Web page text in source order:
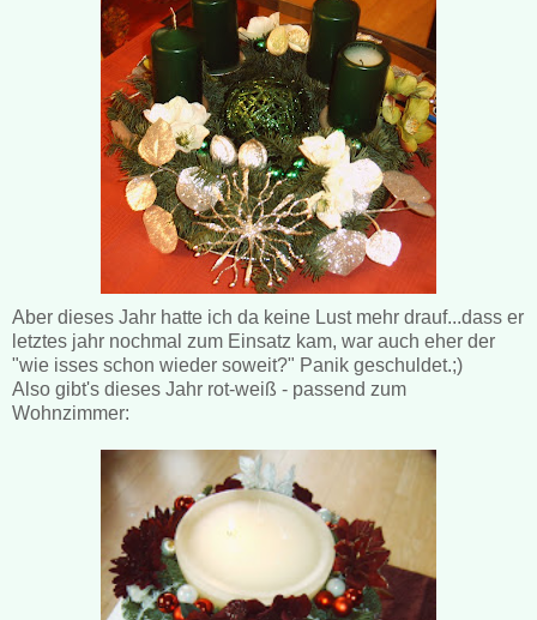
Aber dieses Jahr hatte ich da keine Lust mehr drauf...dass er
letztes jahr nochmal zum Einsatz kam, war auch eher der
"wie isses schon wieder soweit?" Panik geschuldet.;)
Also gibt's dieses Jahr rot-weiß - passend zum
Wohnzimmer: